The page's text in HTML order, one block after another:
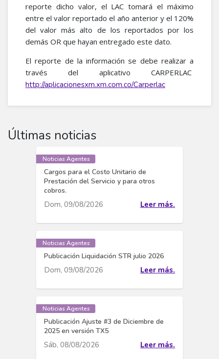
reporte dicho valor, el LAC tomará el máximo
entre el valor reportado el año anterior y el 120%
del valor más alto de los reportados por los
demás OR que hayan entregado este dato.
El reporte de la información se debe realizar a
través del aplicativo CARPERLAC
http://aplicacionesxm.xm.com.co/Carperlac
Últimas noticias
Noticias Agentes
Cargos para el Costo Unitario de
Prestación del Servicio y para otros
cobros.
Dom, 09/08/2026 Leer más.
Noticias Agentes
Publicación Liquidación STR julio 2026
Dom, 09/08/2026 Leer más.
Noticias Agentes
Publicación Ajuste #3 de Diciembre de
2025 en versión TX5
Sáb, 08/08/2026 Leer más.